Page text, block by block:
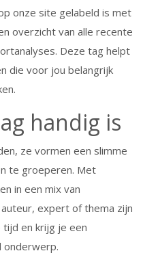
onze site gelabeld is met
overzicht van alle recente
Deze tag helpt
die voor jou belangrijk
handig is
ze vormen een slimme
te groeperen. Met
in een mix van
expert of thema zijn
en krijg je een
onderwerp.